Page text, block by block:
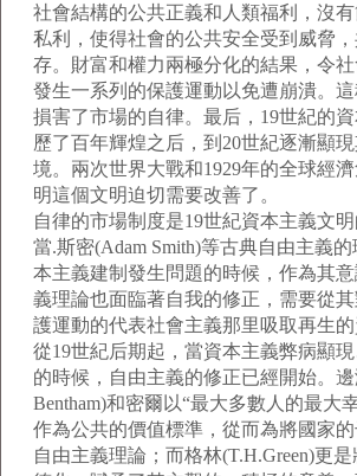
社會結構的公共正義和人類福利，沒
私利，使得社會的公共安全受到威脅
存。財富和權力兩極分化的結果，令社
發生一系列的保護運動以免遭崩潰。
損害了市場的自律。最后，19世紀的
歷了百年輝煌之后，到20世紀逐漸顯
境。兩次世界大戰和1929年的全球經
明這個文明迫切需要改善了。
自律的市場制度是19世紀資本主義文
當.斯密(Adam Smith)等古典自由主義
本主義建制發生問題的時候，作為其
義理論也面臨著自我的修正，需要從
護運動的代表社會主義那里吸取再生的
從19世紀后期起，當資本主義弊病顯
的時候，自由主義的修正已經開始。邊
Bentham)和密爾以“最大多數人的最大
作為公共的價值標準，從而為將國家
自由主義理論；而格林(T.H.Green)更